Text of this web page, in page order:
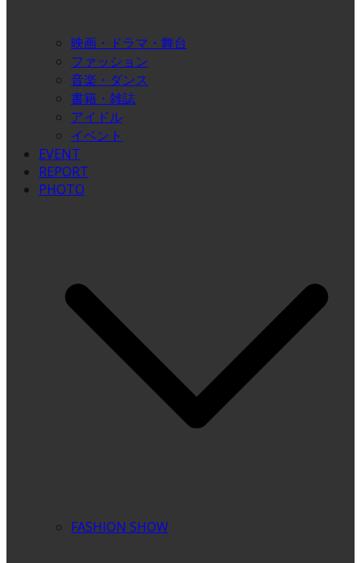
映画・ドラマ・舞台
ファッション
音楽・ダンス
書籍・雑誌
アイドル
イベント
EVENT
REPORT
PHOTO
FASHION SHOW